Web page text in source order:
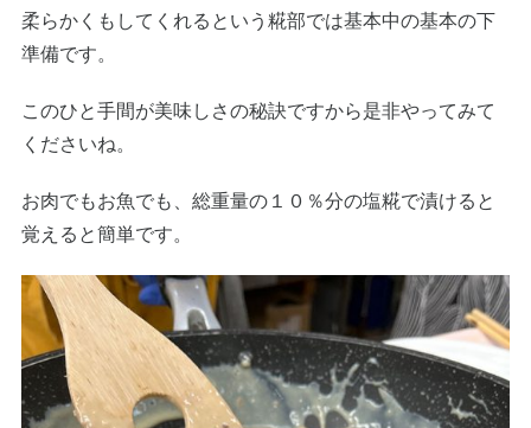
柔らかくもしてくれるという糀部では基本中の基本の下
準備です。
このひと手間が美味しさの秘訣ですから是非やってみて
くださいね。
お肉でもお魚でも、総重量の１０％分の塩糀で漬けると
覚えると簡単です。